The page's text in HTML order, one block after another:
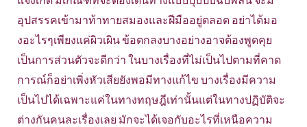
อุปสรรคเข้ามาท้าทายสมองและฝีมืออยู่ตลอด อย่าได้มอ
งอะไรๆเพียงแค่ผิวเผิน ข้อตกลงบางอย่างอาจต้องพูดคุย
เป็นการส่วนตัวจะดีกว่า ในบางเรื่องที่ไม่เป็นไปตามที่คาด
การณ์ก็อย่าเพิ่งหัวเสียยังพอมีทางแก้ไข บางเรื่องมีความ
เป็นไปได้เฉพาะแค่ในทางทฤษฎีเท่านั้นแต่ในทางปฏิบัติจะ
ต่างกันคนละเรื่องเลย มักจะได้เจอกับอะไรที่เหนือความ